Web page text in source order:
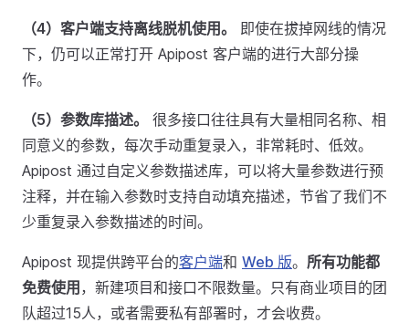
（4）客户端支持离线脱机使用。
即使在拔掉网线的情况
下，仍可以正常打开 Apipost 客户端的进行大部分操
作。
（5）参数库描述。
很多接口往往具有大量相同名称、相
同意义的参数，每次手动重复录入，非常耗时、低效。
Apipost 通过自定义参数描述库，可以将大量参数进行预
注释，并在输入参数时支持自动填充描述，节省了我们不
少重复录入参数描述的时间。
Apipost 现提供跨平台的客户端和 Web 版。 所有功能都
免费使用 ，新建项目和接口不限数量。只有商业项目的团
队超过15人，或者需要私有部署时，才会收费。